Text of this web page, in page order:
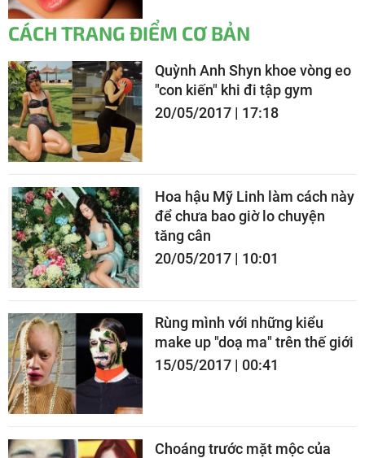
CÁCH TRANG ĐIỂM CƠ BẢN
Quỳnh Anh Shyn khoe vòng eo
"con kiến" khi đi tập gym
20/05/2017 | 17:18
Hoa hậu Mỹ Linh làm cách này
để chưa bao giờ lo chuyện
tăng cân
20/05/2017 | 10:01
Rùng mình với những kiểu
make up "doạ ma" trên thế giới
15/05/2017 | 00:41
Choáng trước mặt mộc của